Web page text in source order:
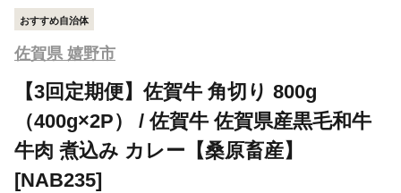
おすすめ自治体
佐賀県 嬉野市
【3回定期便】佐賀牛 角切り 800g
（400g×2P） / 佐賀牛 佐賀県産黒毛和牛
牛肉 煮込み カレー【桑原畜産】
[NAB235]